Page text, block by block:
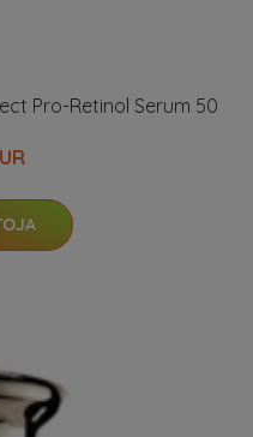
Pro-Retinol Serum 50